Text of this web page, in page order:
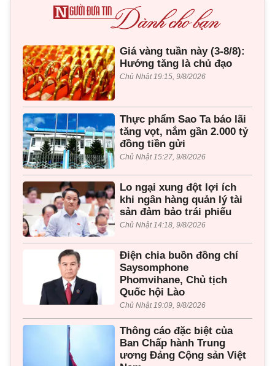
Giá vàng tuần này (3-8/8):
Hướng tăng là chủ đạo
Chủ Nhật 19:15, 9/8/2026
Thực phẩm Sao Ta báo lãi
tăng vọt, nắm gần 2.000 tỷ
đồng tiền gửi
Chủ Nhật 15:27, 9/8/2026
Lo ngại xung đột lợi ích
khi ngân hàng quản lý tài
sản đảm bảo trái phiếu
Chủ Nhật 14:18, 9/8/2026
Điện chia buồn đồng chí
Saysomphone
Phomvihane, Chủ tịch
Quốc hội Lào
Chủ Nhật 19:09, 9/8/2026
Thông cáo đặc biệt của
Ban Chấp hành Trung
ương Đảng Cộng sản Việt